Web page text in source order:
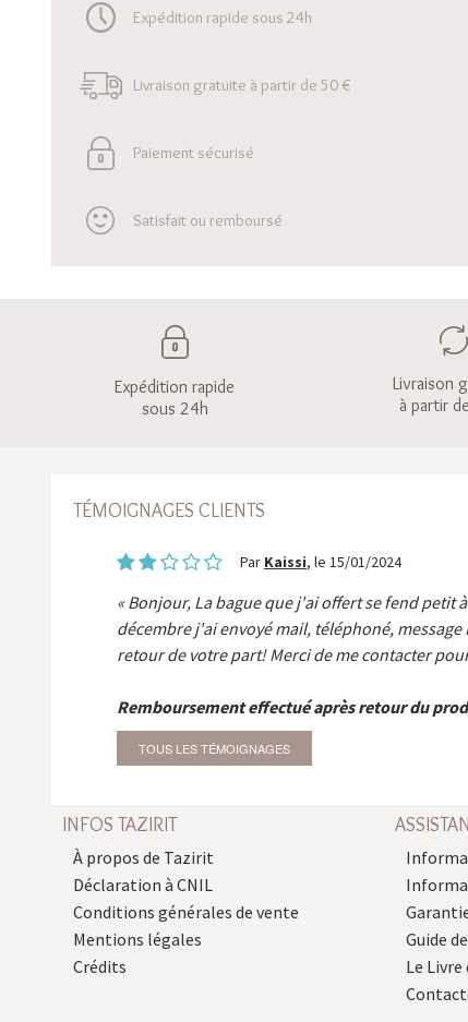
Expédition rapide sous 24h
Livraison gratuite à partir de 50 €
Paiement sécurisé
Satisfait ou remboursé
Expédition rapide
sous 24h
Livraison
à partir
TÉMOIGNAGES CLIENTS
Par Kaissi, le 15/01/2024
Bonjour, La bague que j'ai offert se fend petit
décembre j'ai envoyé mail, téléphoné, message
retour de votre part! Merci de me contacter
Remboursement effectué après retour du
TOUS LES TÉMOIGNAGES
INFOS TAZIRIT
À propos de Tazirit
Déclaration à CNIL
Conditions générales de vente
Mentions légales
Crédits
Guide
Le